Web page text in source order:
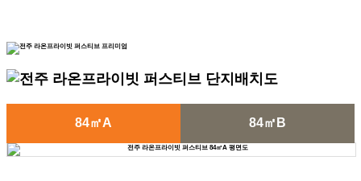
84㎡A 84㎡B